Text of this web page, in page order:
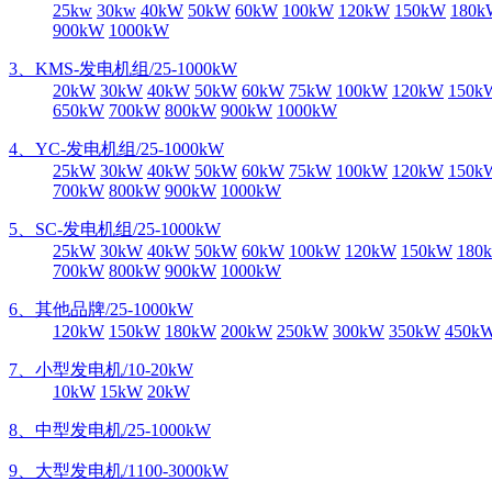
25kw 30kw 40kW 50kW 60kW 100kW 120kW 150kW
900kW 1000kW
3、KMS-发电机组/25-1000kW
20kW 30kW 40kW 50kW 60kW 75kW 100kW 120kW
650kW 700kW 800kW 900kW 1000kW
4、YC-发电机组/25-1000kW
25kW 30kW 40kW 50kW 60kW 75kW 100kW 120kW
700kW 800kW 900kW 1000kW
5、SC-发电机组/25-1000kW
25kW 30kW 40kW 50kW 60kW 100kW 120kW 150kW
700kW 800kW 900kW 1000kW
6、其他品牌/25-1000kW
120kW 150kW 180kW 200kW 250kW 300kW 350kW
7、小型发电机/10-20kW
10kW 15kW 20kW
8、中型发电机/25-1000kW
9、大型发电机/1100-3000kW